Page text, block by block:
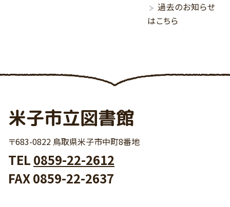
過去のお知らせ
はこちら
米子市立図書館
〒683-0822 鳥取県米子市中町8番地
TEL 0859-22-2612
FAX 0859-22-2637